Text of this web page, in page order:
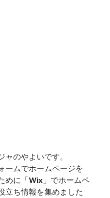
のやよいです。
ームでホームページを
めに「Wix」でホームペ
立ち情報を集めました